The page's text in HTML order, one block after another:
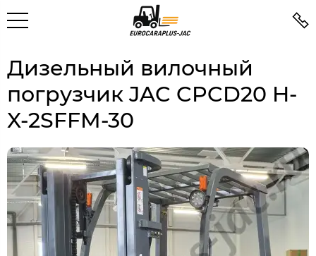
Дизельный вилочный
погрузчик JAC CPCD20 H-
X-2SFFM-30